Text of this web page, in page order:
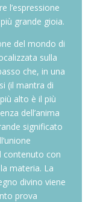
l’espressione
grande gioia.
del mondo di
sulla
che, in una
(il mantra di
alto è il più
dell’anima
significato
contenuto con
materia. La
divino viene
prova